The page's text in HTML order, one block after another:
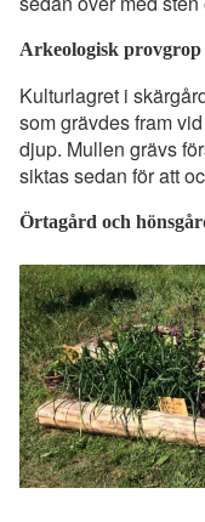
Arkeologisk
Kulturlagret i
som grävdes fram
djup. Mullen grävs
siktas sedan för att
Örtagård och